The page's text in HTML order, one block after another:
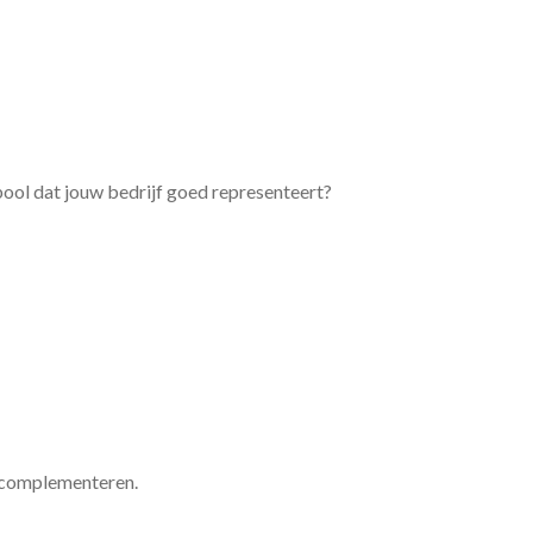
dat jouw bedrijf goed representeert?